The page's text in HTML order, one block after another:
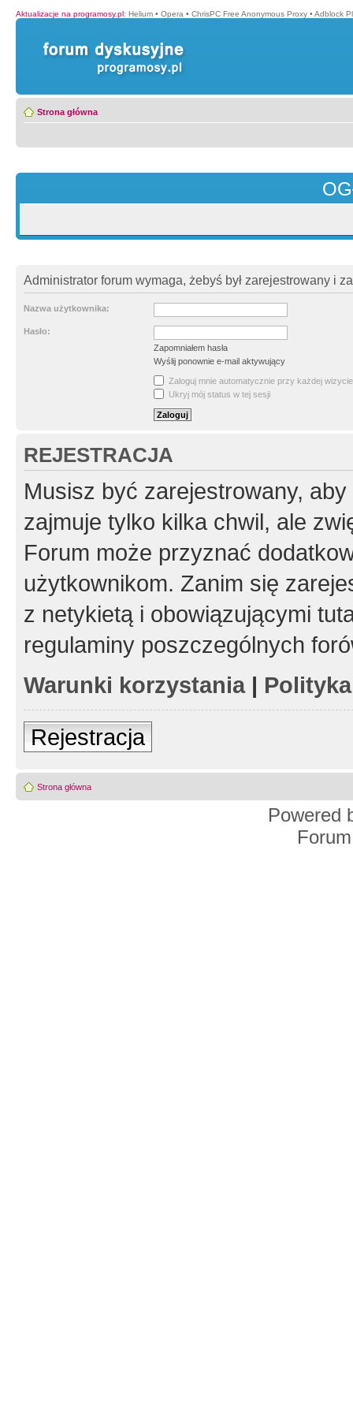
Aktualizacje na programosy.pl: Helium • Opera • ChrisPC Free Anonymous Proxy • Adblock
Strona główna
Administrator forum wymaga, żebyś był zarejestrowany i
Nazwa użytkownika:
Hasło:
Zapomniałem hasła
Wyślij ponownie e-mail aktywujący
Zaloguj mnie automatycznie przy każdej wizycie
Ukryj mój status w tej sesji
REJESTRACJA
Musisz być zarejestrowany,
zajmuje tylko kilka chwil, ale
Forum może przyznać
użytkownikom. Zanim się
z netykietą i obowiązującymi
regulaminy poszczególnych
Warunki korzystania|
Rejestracja
Strona główna
Powered